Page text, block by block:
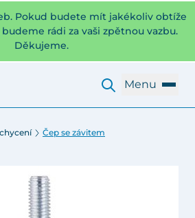
Pokud budete mít jakékoliv obtíže
rádi za vaši zpětnou vazbu.
Děkujeme.
Menu
Čep se závitem